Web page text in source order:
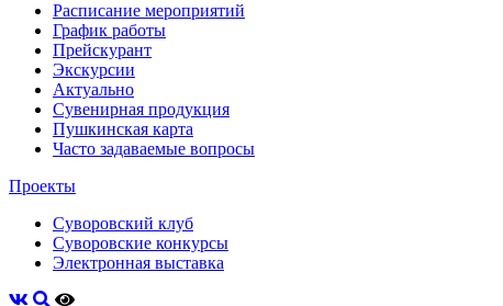
Расписание мероприятий
График работы
Прейскурант
Экскурсии
Актуально
Сувенирная продукция
Пушкинская карта
Часто задаваемые вопросы
Проекты
Суворовский клуб
Суворовские конкурсы
Электронная выставка